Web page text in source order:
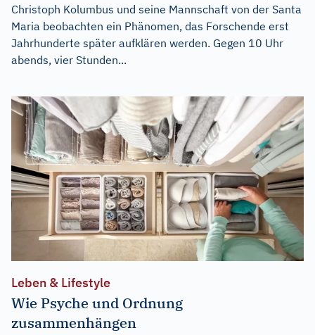
Christoph Kolumbus und seine Mannschaft von der Santa
Maria beobachten ein Phänomen, das Forschende erst
Jahrhunderte später aufklären werden. Gegen 10 Uhr
abends, vier Stunden...
Leben & Lifestyle
Wie Psyche und Ordnung
zusammenhängen